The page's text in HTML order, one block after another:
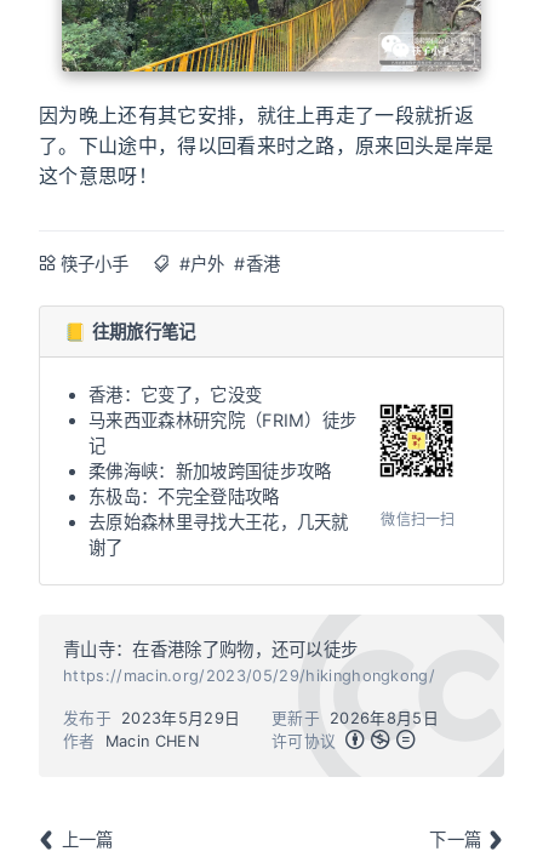
因为晚上还有其它安排，就往上再走了一段就折返
了。下山途中，得以回看来时之路，原来回头是岸是
这个意思呀！
筷子小手 #户外 #香港
📒 往期旅行笔记
香港：它变了，它没变
马来西亚森林研究院（FRIM）徒步
记
柔佛海峡：新加坡跨国徒步攻略
东极岛：不完全登陆攻略
去原始森林里寻找大王花，几天就
谢了
微信扫一扫
青山寺：在香港除了购物，还可以徒步
https://macin.org/2023/05/29/hikinghongkong/
作者 Macin CHEN
发布于 2023年5月29日 更新于
2026年8月5日
许可协议
上一篇 下一篇